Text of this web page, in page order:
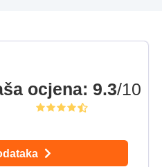
ocjena: 9.3/10